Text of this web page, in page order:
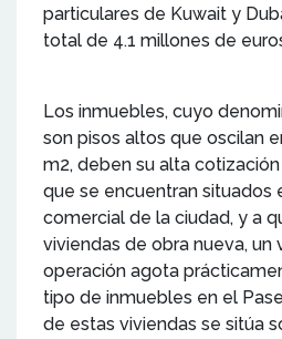
particulares de Kuwait y
total de 4.1 millones de
Los inmuebles, cuyo
son pisos altos que oscilan
m2, deben su alta
que se encuentran situados
comercial de la ciudad, y a
viviendas de obra nueva, un
operación agota
tipo de inmuebles en el
de estas viviendas se sitúa